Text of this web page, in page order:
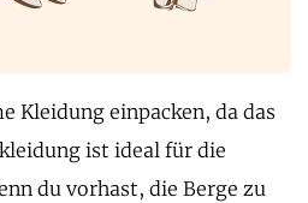
Kleidung einpacken, da das
ist ideal für die
du vorhast, die Berge zu